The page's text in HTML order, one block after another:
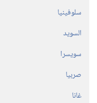
سلوفينيا
السويد
سويسرا
صربيا
غانا